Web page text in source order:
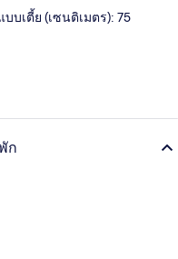
บเตี้ย (เซนติเมตร): 75
ก